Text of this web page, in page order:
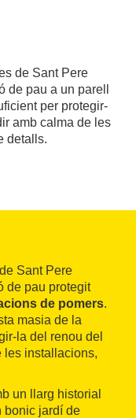
de Sant Pere
de pau a un parell
per protegir-
amb calma de les
detalls.
Sant Pere
de pau protegit
de pomers.
masia de la
la del renou del
les installacions,
un llarg historial
bonic jardí de